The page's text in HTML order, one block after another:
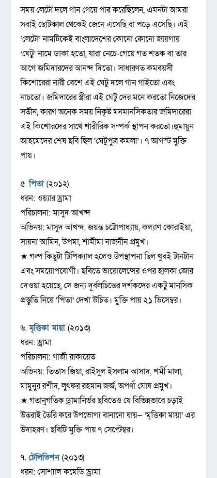
সময় লেটো দলে গান গেয়ে পার করেছিলেন, এমনটা আমরা
সবাই ছোটকাল থেকেই জেনে এসেছি বা পড়ে এসেছি। এই
‘লেটো’ নামটিকেই বাংলাদেশের কোনো কোনো জায়গায়
‘ঘেটু’ নামে ডাকা হতো, যারা নেচে-গেয়ে গত শতক বা তার
আগে জমিদারদের আনন্দ দিতো। সাধারণত কমবয়সী
কিশোরেরা নারী বেশে এই ঘেটু দলে গান গাইতো এবং
নাচতো। জমিদারের স্ত্রীরা এই ঘেটু দের মনে করতো নিজেদের
সতীন, কারণ অনেক সময় নিকৃষ্ট মনমানসিকতার জমিদারেরা
এই কিশোরদের সাথে শারীরিক সম্পর্ক স্থাপন করতো।হুমায়ুন
আহমেদের শেষ ছবি ছিল ‘ঘেটুপুত্র কমলা’। ৭ আগস্ট মুক্তি
পায়।
৫.পিতা(২০১২)
ধরন: ওয়্যার ড্রামা
পরিচালনা: মাসুদ আখন্দ
অভিনয়: মাসুদ আখন্দ, জয়ন্ত চট্টোপাধ্যায়, কল্যাণ কোরাইয়া,
সায়না আমিন, উপমা, শামীমা নাজনীন প্রমুখ।
★ গল্প কিছুটা টিপিক্যাল হলেও উপস্থাপনা ছিল খুবই টানটান
এবং সময়োপযোগী। ছবিতে ভায়োলেন্সের ওপর হালকা জোর
দেওয়া হয়েছে, সে জন্য দূর্বলচিত্তের দর্শকদের একটু মানসিক
প্রস্তুতি নিয়ে ‘পিতা’ দেখা উচিত। মুক্তি পায় ২১ ডিসেম্বর।
৬.মৃত্তিকা মায়া(২০১৩)
ধরন: ড্রামা
পরিচালনা: গাজী রাকায়েত
অভিনয়: তিতাস জিয়া, রাইসুল ইসলাম আসাদ, শর্মী মালা,
মামুনুর রশীদ, লুৎফর রহমান জর্জ, অপর্ণা ঘোষ প্রমুখ।
★ গতানুগতিক ড্রামানির্ভর ছবিতেও যে বিভিন্নভাবে চড়াই
উতরাই তৈরি করে উপভোগ্য বানানো যায়— ‘মৃত্তিকা মায়া’ এর
উদাহরণ। ছবিটি মুক্তি পায় ৭ সেপ্টেম্বর।
৭.টেলিভিশন(২০১৩)
ধরন: সোশ্যাল কমেডি ড্রামা